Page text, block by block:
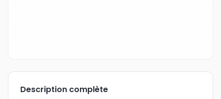
Description complète